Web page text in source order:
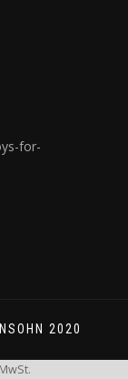
for-
2020